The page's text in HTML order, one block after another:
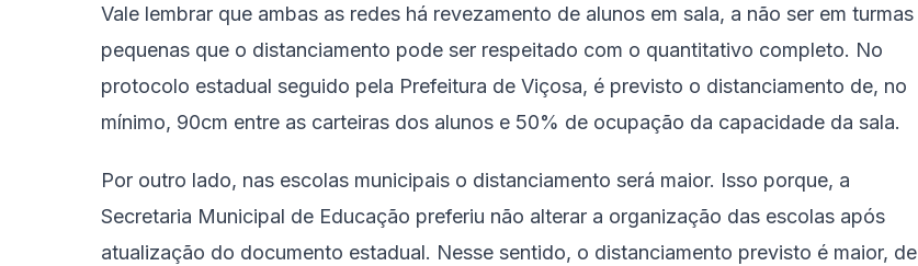
Vale lembrar que ambas as redes há revezamento de alunos em sala, a não ser em turmas
pequenas que o distanciamento pode ser respeitado com o quantitativo completo. No
protocolo estadual seguido pela Prefeitura de Viçosa, é previsto o distanciamento de, no
mínimo, 90cm entre as carteiras dos alunos e 50% de ocupação da capacidade da sala.
Por outro lado, nas escolas municipais o distanciamento será maior. Isso porque, a
Secretaria Municipal de Educação preferiu não alterar a organização das escolas após
atualização do documento estadual. Nesse sentido, o distanciamento previsto é maior, de